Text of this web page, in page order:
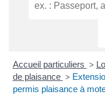
Accueil particuliers >
de plaisance >
permis plaisance à